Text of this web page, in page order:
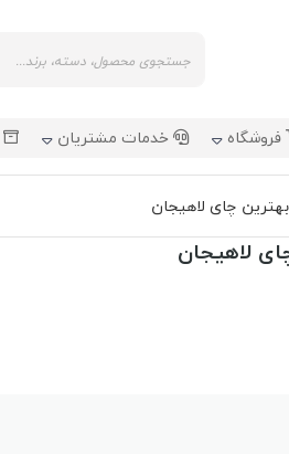
فروشگاه خدمات مشتریان
بهترین چای لاهیجان
لاهیجان